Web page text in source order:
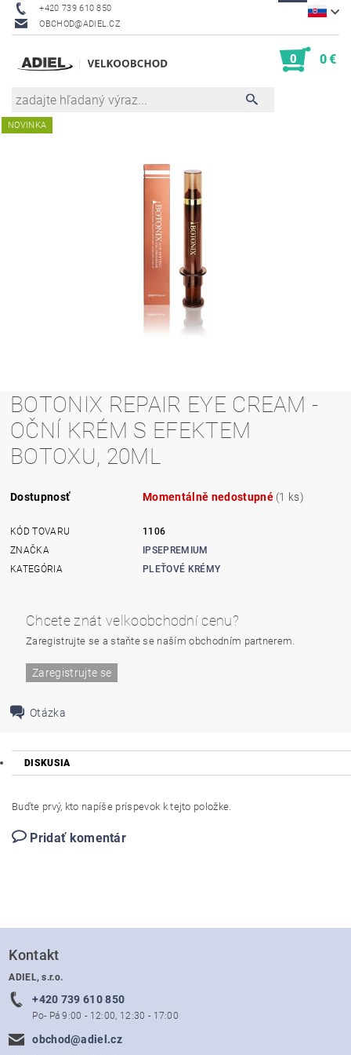
+420 739 610 850
OBCHOD@ADIEL.CZ
0 0 €
NOVINKA
BOTONIX REPAIR EYE CREAM -
OČNÍ KRÉM S EFEKTEM
BOTOXU, 20ML
Dostupnosť Momentálně nedostupné (1 ks)
KÓD TOVARU
1106
ZNAČKA
IPSEPREMIUM
KATEGÓRIA
PLEŤOVÉ KRÉMY
Chcete znát velkoobchodní cenu?
Zaregistrujte se a staňte se naším obchodním partnerem.
Zaregistrujte se
Otázka
DISKUSIA
Buďte prvý, kto napíše príspevok k tejto položke.
Pridať komentár
Kontakt
ADIEL, s.r.o.
+420 739 610 850
Po- Pá 9:00 - 12:00, 12:30 - 17:00
obchod@adiel.cz